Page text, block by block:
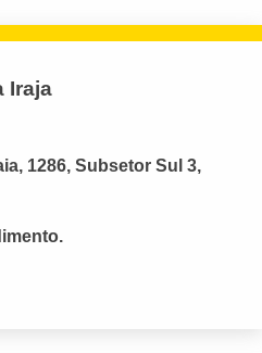
Iraja
1286, Subsetor Sul 3,